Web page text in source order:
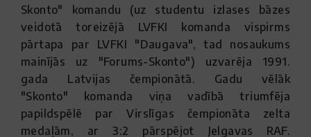
Skonto" komandu (uz studentu izlases bāzes
veidotā toreizējā LVFKI komanda vispirms
pārtapa par LVFKI "Daugava", tad nosaukums
mainījās uz "Forums-Skonto") uzvarēja 1991.
gada Latvijas čempionātā. Gadu vēlāk
"Skonto" komanda viņa vadībā triumfēja
papildspēlē par Virslīgas čempionāta zelta
medaļām, ar 3:2 pārspējot Jelgavas RAF.